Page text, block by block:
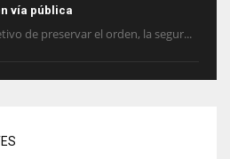
vía pública
de preservar el orden, la segur...